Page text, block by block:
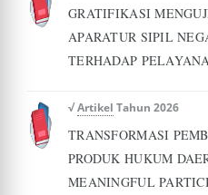
GRATIFIKASI
APARATUR SIPIL
TERHADAP
√Artikel Tahun 2026
TRANSFORMASI
PRODUK HUKUM
MEANINGFUL